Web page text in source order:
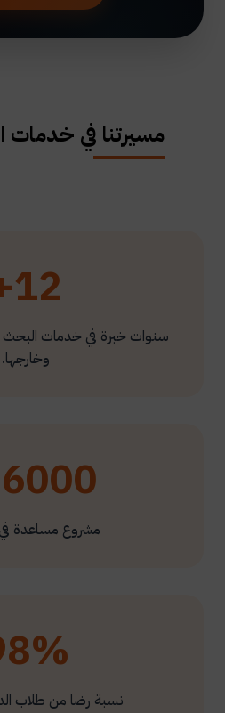
مسيرتنا في خدمات
12+
سنوات خبرة في خدمات البحث
وخارجها.
مشروع مساعدة
نسبة رضا من طلاب